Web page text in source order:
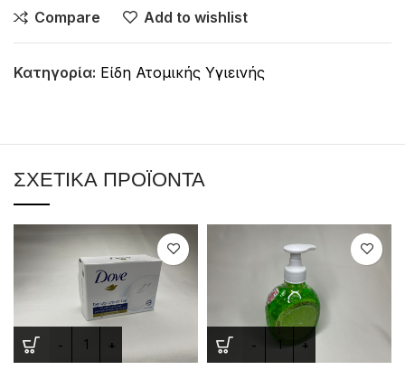
Compare Add to wishlist
Κατηγορία: Είδη Ατομικής Υγιεινής
ΣΧΕΤΙΚΆ ΠΡΟΪΌΝΤΑ